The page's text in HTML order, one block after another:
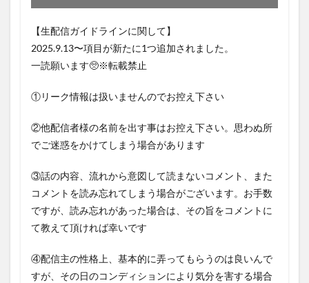
【生配信ガイドラインに関して】
2025.9.13〜項目が新たに1つ追加されました。
一読願います🥺※転載禁止
①リーク情報は扱いませんのでお控え下さい
②他配信者様の名前を出す事はお控え下さい。思わぬ所
でご迷惑をかけてしまう場合があります
③話の内容、流れから意図して読まないコメント、また
コメントを読み忘れてしまう場合がございます。お手数
ですが、読み忘れがあった場合は、その旨をコメントに
て教えて頂ければ幸いです
④配信主の性格上、基本的に弄ってもらうのは良いんで
すが、その日のコンディションにより気分を害する場合